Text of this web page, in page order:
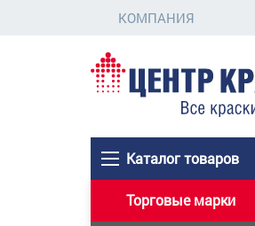
КОМПАНИЯ
Каталог товаров
Торговые марки